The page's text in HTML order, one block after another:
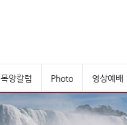
목양칼럼 Photo 영상예배